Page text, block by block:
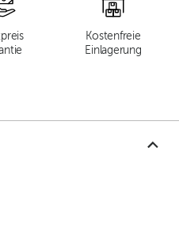
Kostenfreie
Einlagerung